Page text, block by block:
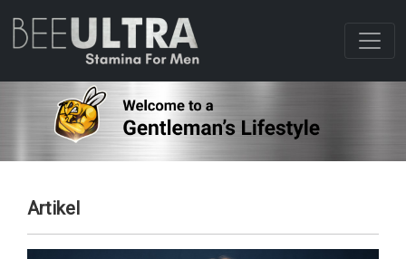
Artikel